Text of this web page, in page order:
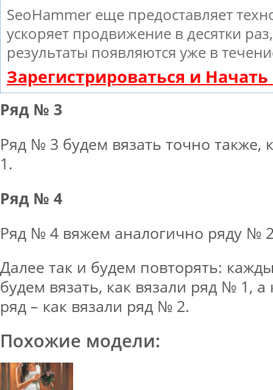
SeoHammer еще предоставляет
ускоряет продвижение в десятки
результаты появляются уже в
Зарегистрироваться и
Ряд № 3
Ряд № 3 будем вязать точно также,
1.
Ряд № 4
Ряд № 4 вяжем аналогично ряду №
Далее так и будем повторять:
будем вязать, как вязали ряд № 1,
ряд – как вязали ряд № 2.
Похожие модели: